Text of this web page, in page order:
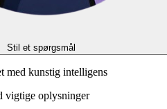
Stil et spørgsmål
med kunstig intelligens
vigtige oplysninger